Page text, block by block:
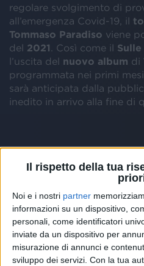
Il rispetto della tua
Noi e i nostri partner
informazioni su un dispositivo,
personali, come identificatori
inviate da un dispositivo per
misurazione di annunci e
sviluppo dei servizi. Con la tua
regolare svolgimento di
all’emergenza Covid-19, il
Tommaso Paradiso viene
del 2021 . Così come il
l’uscita del nuovo album di
programmata nei primi
sarà anticipata dalla
inedito in arrivo alla fine di
A partire da giovedì 15
protagonista l’artista sui
PalaInvent di Jesolo,
Unipol Arena di Bologna,
Firenze, Pala Alpitour di
Napoli, PalaCalafiore di
di Catania e il PalaFlorio di